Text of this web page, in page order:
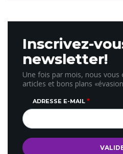
Inscrivez-
newsletter!
Une fois par mois, nous vous
articles et bons plans
ADRESSE E-MAIL